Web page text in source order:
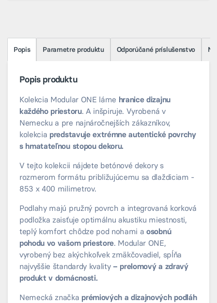
Popis Parametre produktu Odporúčané príslušenstvo
Popis produktu
Kolekcia Modular ONE láme hranice dizajnu
každého priestoru. A inšpiruje. Vyrobená v
Nemecku a pre najnáročnejších zákazníkov,
kolekcia predstavuje extrémne autentické povrchy
s hmatateľnou stopou dekoru.
V tejto kolekcii nájdete betónové dekory s
rozmerom formátu približujúcemu sa dlaždiciam -
853 x 400 milimetrov.
Podlahy majú pružný povrch a integrovaná korková
podložka zaisťuje optimálnu akustiku miestnosti,
teplý komfort chôdze pod nohami aosobnú
pohodu vo vašom priestore. Modular ONE,
vyrobený bez akýchkoľvek zmäkčovadiel, spĺňa
najvyššie štandardy kvality – prelomový a zdravý
produkt v domácnosti.
Nemecká značka prémiových a dizajnových podláh